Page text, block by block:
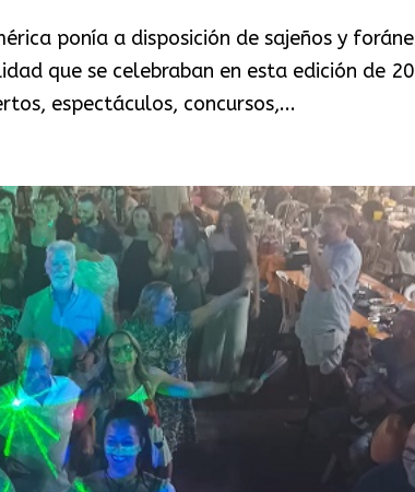
ponía a disposición de sajeños y
que se celebraban en esta edición de
espectáculos, concursos,...